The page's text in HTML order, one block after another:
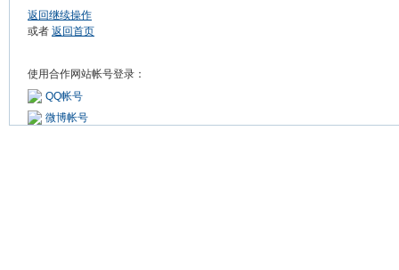
返回继续操作
或者 返回首页
使用合作网站帐号登录：
QQ帐号
微博帐号